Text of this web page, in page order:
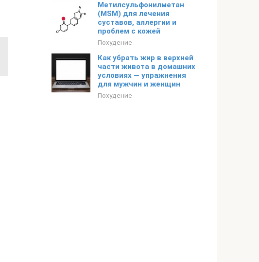
Метилсульфонилметан
(MSM) для лечения
суставов, аллергии и
проблем с кожей
Похудение
Как убрать жир в верхней
части живота в домашних
условиях — упражнения
для мужчин и женщин
Похудение